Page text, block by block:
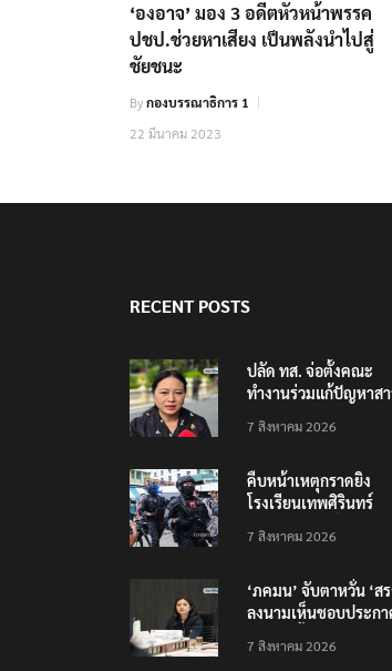
‘องอาจ’ มอง 3 อดีตหัวหน้าพรรค
ปชป.ช่วยหาเสียง เป็นพลังนำไปสู่
ชัยชนะ
Byกองบรรณาธิการ 1
22 มีนาคม 2023
RECENT POSTS
ปลัด ทส. จ่อตั้งคณะ
ทำงานร่วมแก้ปัญหาส
ไทย-เมียนมา
7 สิงหาคม 2026
คืบหน้าเหตุกราดยิง
โรงเรียนเทพศิรินทร์
15 เสียชีวิตแล้ว 5
7 สิงหาคม 2026
‘ภคมน’ จับตาหวั่น ‘ส
ลงนามเห็นชอบประก
โครงการกองทุน USO
7 สิงหาคม 2026